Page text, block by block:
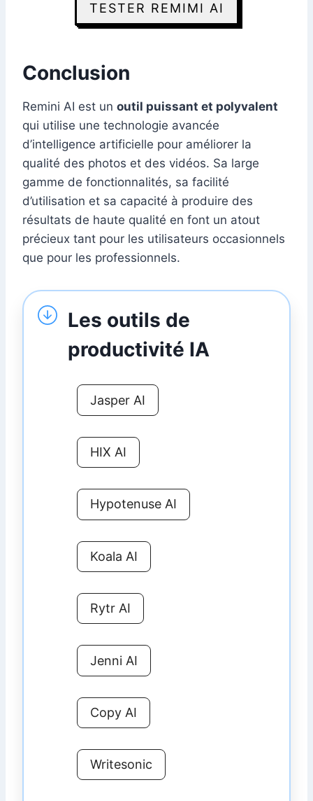
TESTER REMIMI AI
Conclusion
Remini AI est un outil puissant et polyvalent
qui utilise une technologie avancée
d’intelligence artificielle pour améliorer la
qualité des photos et des vidéos. Sa large
gamme de fonctionnalités, sa facilité
d’utilisation et sa capacité à produire des
résultats de haute qualité en font un atout
précieux tant pour les utilisateurs occasionnels
que pour les professionnels.
Les outils de
productivité IA
Jasper AI
HIX AI
Hypotenuse AI
Koala AI
Rytr AI
Jenni AI
Copy AI
Writesonic